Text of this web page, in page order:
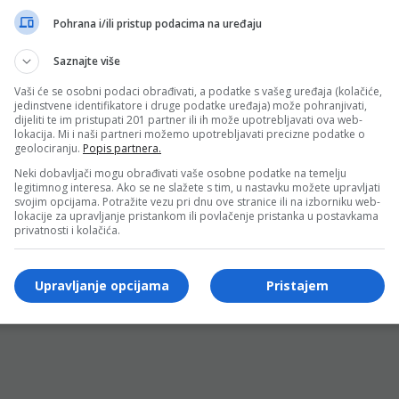
sadržaja isključivo uz navođenje linka prema stranici sa koje je sadržaj
Pohrana i/ili pristup podacima na uređaju
Saznajte više
Vaši će se osobni podaci obrađivati, a podatke s vašeg uređaja (kolačiće,
jedinstvene identifikatore i druge podatke uređaja) može pohranjivati,
dijeliti te im pristupati 201 partner ili ih može upotrebljavati ova web-
lokacija. Mi i naši partneri možemo upotrebljavati precizne podatke o
geolociranju. Popis partnera.
Neki dobavljači mogu obrađivati vaše osobne podatke na temelju
legitimnog interesa. Ako se ne slažete s tim, u nastavku možete upravljati
svojim opcijama. Potražite vezu pri dnu ove stranice ili na izborniku web-
lokacije za upravljanje pristankom ili povlačenje pristanka u postavkama
privatnosti i kolačića.
Pristajem
Upravljanje opcijama